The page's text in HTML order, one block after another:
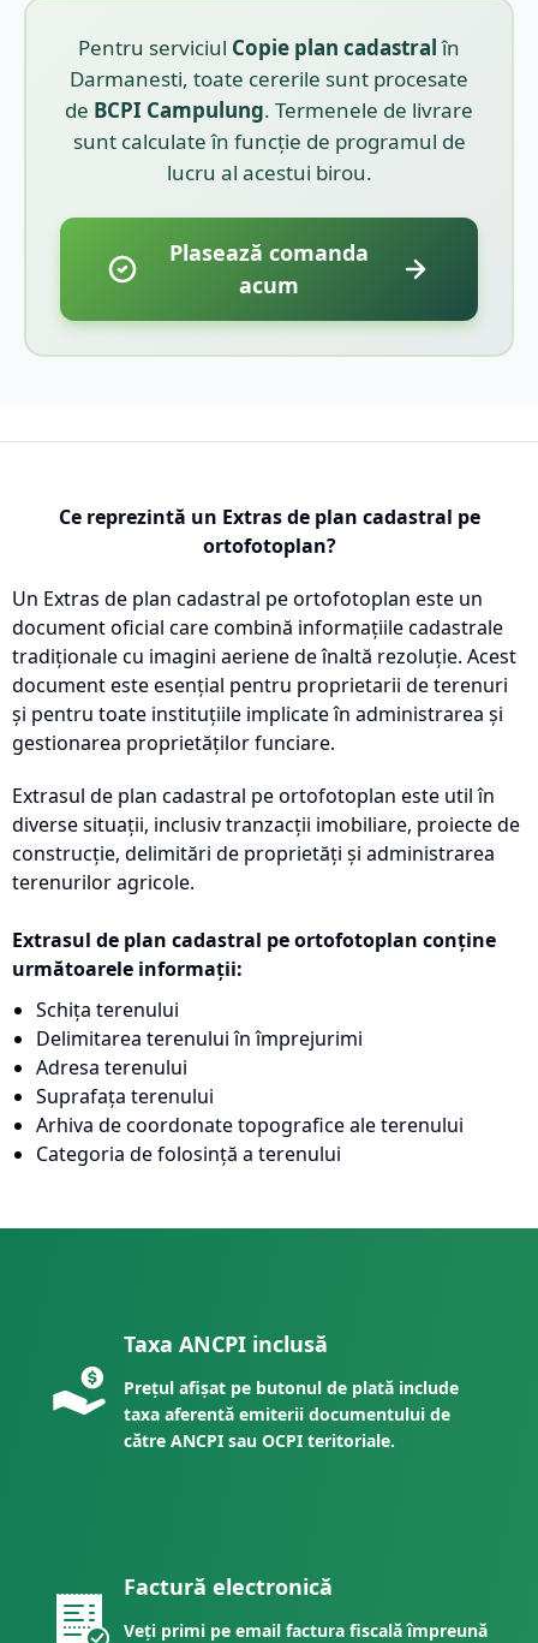
Pentru serviciul Copie plan cadastralîn
Darmanesti, toate cererile sunt procesate
de BCPI Campulung. Termenele de livrare
sunt calculate în funcție de programul de
lucru al acestui birou.
Plasează comanda
acum
Ce reprezintă un Extras de plan cadastral pe
ortofotoplan?
Un Extras de plan cadastral pe ortofotoplan este un
document oficial care combină informațiile cadastrale
tradiționale cu imagini aeriene de înaltă rezoluție. Acest
document este esențial pentru proprietarii de terenuri
și pentru toate instituțiile implicate în administrarea și
gestionarea proprietăților funciare.
Extrasul de plan cadastral pe ortofotoplan este util în
diverse situații, inclusiv tranzacții imobiliare, proiecte de
construcție, delimitări de proprietăți și administrarea
terenurilor agricole.
Extrasul de plan cadastral pe ortofotoplan conține
următoarele informații:
Schița terenului
Delimitarea terenului în împrejurimi
Adresa terenului
Suprafața terenului
Arhiva de coordonate topografice ale terenului
Categoria de folosință a terenului
Taxa ANCPI inclusă
Prețul afișat pe butonul de plată include
taxa aferentă emiterii documentului de
către ANCPI sau OCPI teritoriale.
Factură electronică
Veți primi pe email factura fiscală împreună